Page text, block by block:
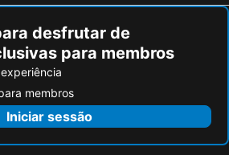
desfrutar de
para membros
membros
Iniciar sessão